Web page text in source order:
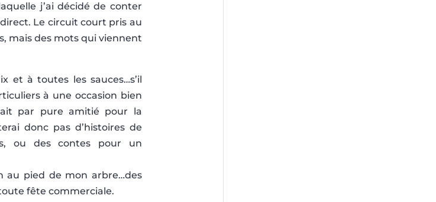
j’ai décidé de conter
Le circuit court pris au
mais des mots qui viennent
et à toutes les sauces…s’il
à une occasion bien
par pure amitié pour la
donc pas d’histoires de
ou des contes pour un
au pied de mon arbre…des
fête commerciale.